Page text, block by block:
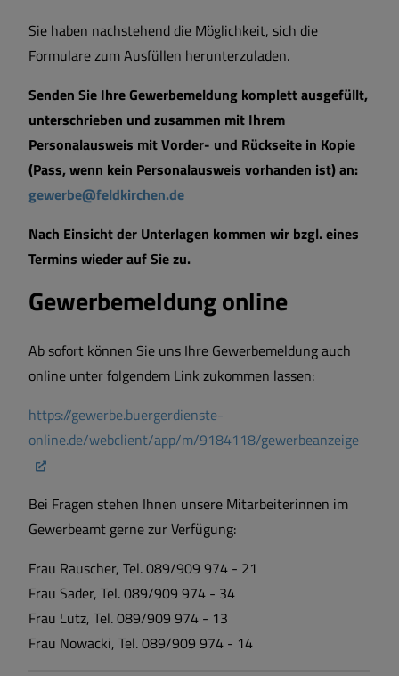
Sie haben nachstehend die Möglichkeit, sich die
Formulare zum Ausfüllen herunterzuladen.
Senden Sie Ihre Gewerbemeldung komplett ausgefüllt,
unterschrieben und zusammen mit Ihrem
Personalausweis mit Vorder- und Rückseite in Kopie
(Pass, wenn kein Personalausweis vorhanden ist) an:
gewerbe@feldkirchen.de
Nach Einsicht der Unterlagen kommen wir bzgl. eines
Termins wieder auf Sie zu.
Gewerbemeldung online
Ab sofort können Sie uns Ihre Gewerbemeldung auch
online unter folgendem Link zukommen lassen:
https://gewerbe.buergerdienste-
online.de/webclient/app/m/9184118/gewerbeanzeige
Bei Fragen stehen Ihnen unsere Mitarbeiterinnen im
Gewerbeamt gerne zur Verfügung:
Frau Rauscher, Tel. 089/909 974 - 21
Frau Sader, Tel. 089/909 974 - 34
Frau Lutz, Tel. 089/909 974 - 13
Frau Nowacki, Tel. 089/909 974 - 14